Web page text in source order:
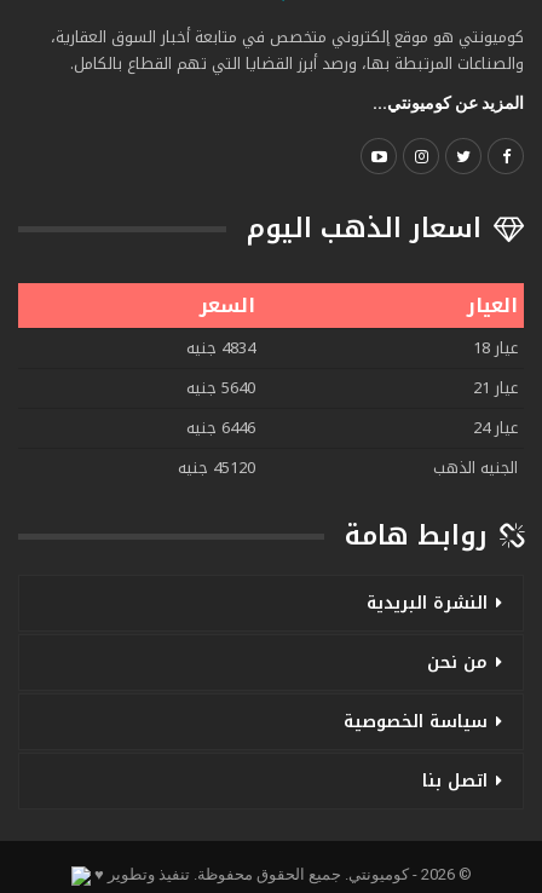
كوميونتي هو موقع إلكتروني متخصص في متابعة أخبار السوق العقارية،
والصناعات المرتبطة بها، ورصد أبرز القضايا التي تهم القطاع بالكامل.
المزيد عن كوميونتي...
اسعار الذهب اليوم
العيار السعر
عيار 18
4834 جنيه
عيار 21
5640 جنيه
عيار 24
6446 جنيه
الجنيه الذهب
45120 جنيه
روابط هامة
النشرة البريدية
من نحن
سياسة الخصوصية
اتصل بنا
© 2026 - كوميونتي. جميع الحقوق محفوظة. تنفيذ وتطوير ♥